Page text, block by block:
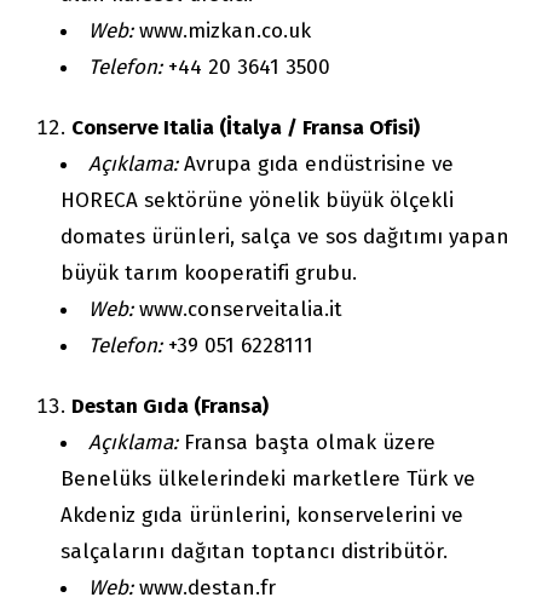
Web:www.mizkan.co.uk
Telefon:+44 20 3641 3500
Conserve Italia (İtalya / Fransa Ofisi)
Açıklama:Avrupa gıda endüstrisine ve
HORECA sektörüne yönelik büyük ölçekli
domates ürünleri, salça ve sos dağıtımı yapan
büyük tarım kooperatifi grubu.
Web:www.conserveitalia.it
Telefon:+39 051 6228111
Destan Gıda (Fransa)
Açıklama:Fransa başta olmak üzere
Benelüks ülkelerindeki marketlere Türk ve
Akdeniz gıda ürünlerini, konservelerini ve
salçalarını dağıtan toptancı distribütör.
Web:www.destan.fr